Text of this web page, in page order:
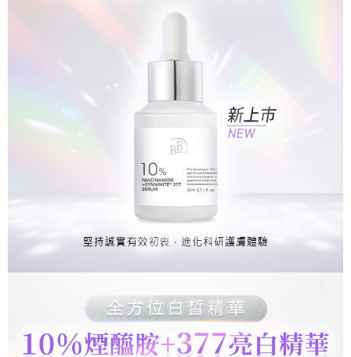
４．使用「AFTEE先享後付」時，將依據個別帳號之用戶狀況，依本公司即
時審查核予不同之上限額度；若仍有額度不足之情形，本公司將視審查結果
請求用戶進行身份認證。
５．嚴禁一人註冊多個帳號或使用他人資訊註冊。若發現惡意使用之情形，
恩沛科技股份有限公司將有權停止該用戶之使用額度並採取法律行動。